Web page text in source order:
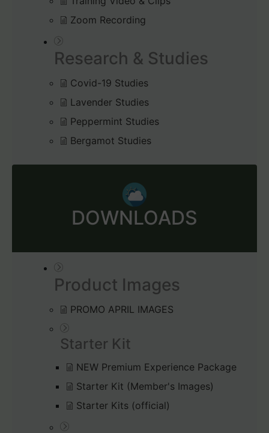
Zoom Recording
Research & Studies
Covid-19 Studies
Lavender Studies
Peppermint Studies
Bergamot Studies
DOWNLOADS
Product Images
PROMO APRIL IMAGES
Starter Kit
NEW Premium Experience Package
Starter Kit (Member's Images)
Starter Kits (official)